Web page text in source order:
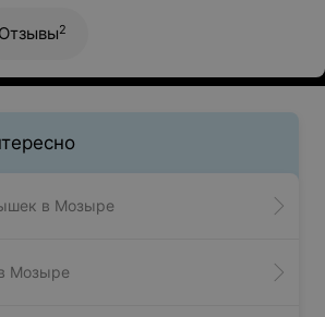
Мастер! Я очень волновалась и
подход, внимание(
уверенная рука и обоятельная
лёгкой,
По 10-бальной шкале,
Отзывы2
в Мозыре
Мозыре